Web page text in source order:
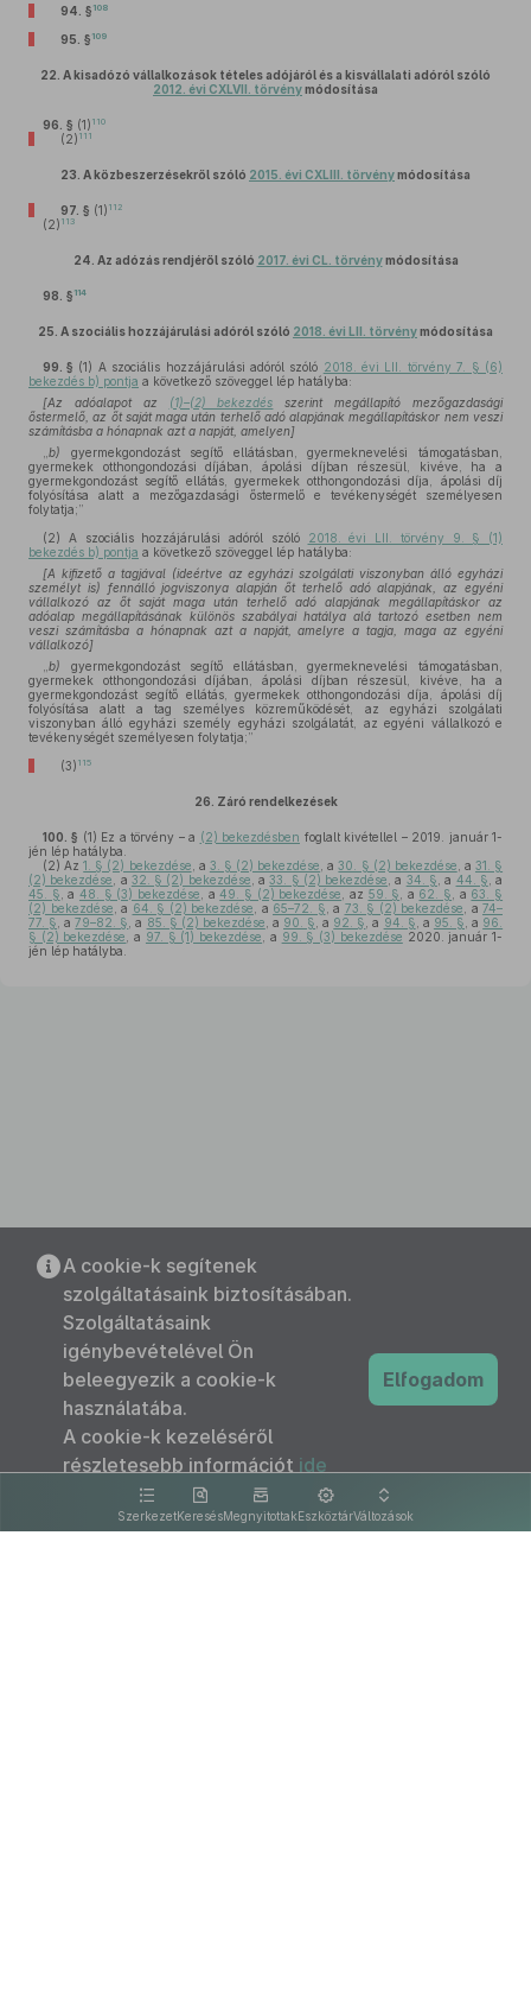
94. § 108
95. § 109
22. A kisadózó vállalkozások tételes adójáról és a kisvállalati adóról szóló
2012. évi CXLVII. törvénymódosítása
96. § (1) 110
(2) 111
23. A közbeszerzésekről szóló 2015. évi CXLIII. törvénymódosítása
97. § (1) 112
(2) 113
24. Az adózás rendjéről szóló 2017. évi CL. törvénymódosítása
98. § 114
25. A szociális hozzájárulási adóról szóló 2018. évi LII. törvénymódosítása
99. § (1) A szociális hozzájárulási adóról szóló 2018. évi LII. törvény 7. § (6)
bekezdés b) pontja a következő szöveggel lép hatályba:
[Az adóalapot az
(1)–(2) bekezdés szerint megállapító mezőgazdasági
őstermelő, az őt saját maga után terhelő adó alapjának megállapításkor nem veszi
számításba a hónapnak azt a napját, amelyen]
b) gyermekgondozást segítő ellátásban, gyermeknevelési támogatásban,
gyermekek otthongondozási díjában, ápolási díjban részesül, kivéve, ha a
gyermekgondozást segítő ellátás, gyermekek otthongondozási díja, ápolási díj
folyósítása alatt a mezőgazdasági őstermelő e tevékenységét személyesen
folytatja;”
(2) A szociális hozzájárulási adóról szóló
2018. évi LII. törvény 9. § (1)
bekezdés b) pontja a következő szöveggel lép hatályba:
[A kifizető a tagjával (ideértve az egyházi szolgálati viszonyban álló egyházi
személyt is) fennálló jogviszonya alapján őt terhelő adó alapjának, az egyéni
vállalkozó az őt saját maga után terhelő adó alapjának megállapításkor az
adóalap megállapításának különös szabályai hatálya alá tartozó esetben nem
veszi számításba a hónapnak azt a napját, amelyre a tagja, maga az egyéni
vállalkozó]
b) gyermekgondozást segítő ellátásban, gyermeknevelési támogatásban,
gyermekek otthongondozási díjában, ápolási díjban részesül, kivéve, ha a
gyermekgondozást segítő ellátás, gyermekek otthongondozási díja, ápolási díj
folyósítása alatt a tag személyes közreműködését, az egyházi szolgálati
viszonyban álló egyházi személy egyházi szolgálatát, az egyéni vállalkozó e
tevékenységét személyesen folytatja;”
(3) 115
26. Záró rendelkezések
100. § (1) Ez a törvény – a (2) bekezdésben foglalt kivétellel – 2019. január 1-
jén lép hatályba.
(2) Az1. § (2) bekezdése , a 3. § (2) bekezdése , a30. § (2) bekezdése , a 31. §
(2) bekezdése
, a 32. § (2) bekezdése , a33. § (2) bekezdése , a 34. § , a 44. § , a
45. § , a 48. § (3) bekezdése , a49. § (2) bekezdése , az 59. § , a 62. § , a 63. §
(2) bekezdése , a 64. § (2) bekezdése , a 65–72. § , a 73. § (2) bekezdése , a 74–
77. § , a79–82. § , a 85. § (2) bekezdése , a 90. § , a 92. § , a 94. § , a 95. § , a 96.
§ (2) bekezdése
, a 97. § (1) bekezdése , a 99. § (3) bekezdése 2020. január 1-
jén lép hatályba.
SzerkezetKeresésMegnyitottakEszköztárVáltozások
A cookie-k segítenek
szolgáltatásaink biztosításában.
Szolgáltatásaink
igénybevételével Ön
beleegyezik a cookie-k
használatába.
A cookie-k kezeléséről
részletesebb információt ide
kattintva olvashat.
Elfogadom